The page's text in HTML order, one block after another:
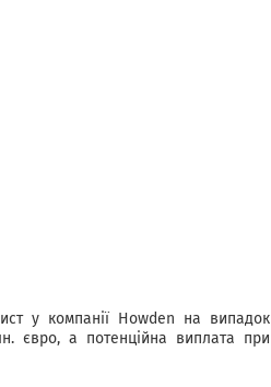
у компанії Howden на випадок
євро, а потенційна виплата при